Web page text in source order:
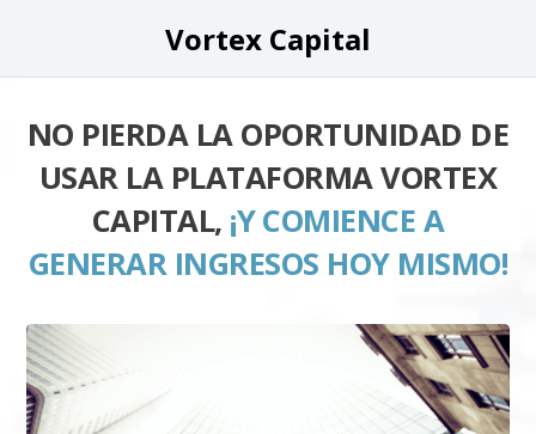
Vortex Capital
NO PIERDA LA OPORTUNIDAD DE
USAR LA PLATAFORMA VORTEX
CAPITAL, ¡Y COMIENCE A
GENERAR INGRESOS HOY MISMO!